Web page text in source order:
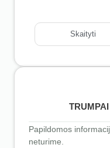
Skaityti
Papildomos
neturime.